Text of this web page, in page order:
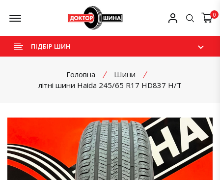
Offcanvas Menu Open Мій профіль
Пошук
0
ПІДБІР ШИН
Головна
Шини
літні шини Haida 245/65 R17 HD837 H/T